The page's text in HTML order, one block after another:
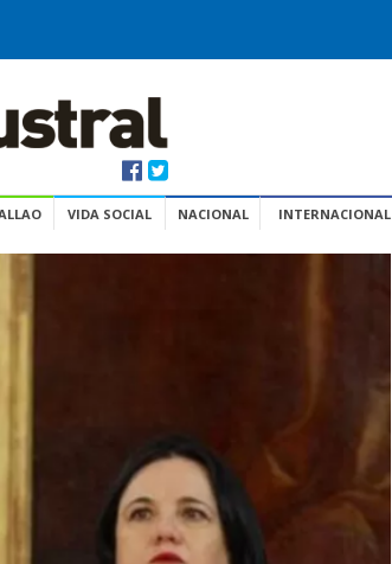
VIDA SOCIAL NACIONAL INTERNACIONAL